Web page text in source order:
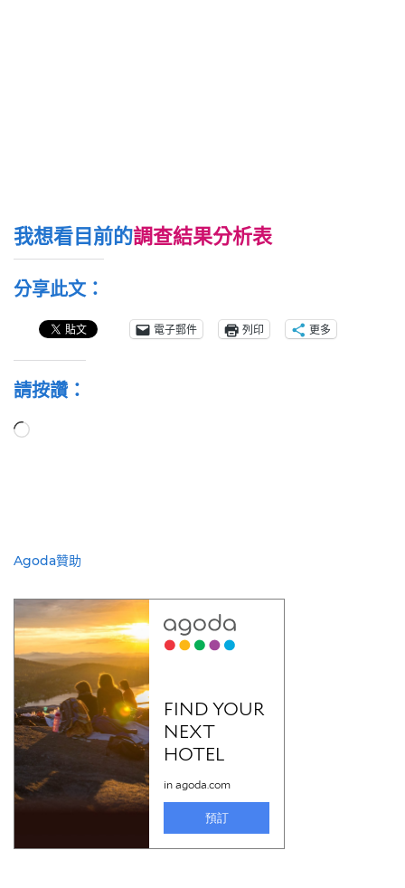
我想看目前的調查結果分析表
分享此文：
電子郵件 列印 更多
請按讚：
正
Agoda贊助